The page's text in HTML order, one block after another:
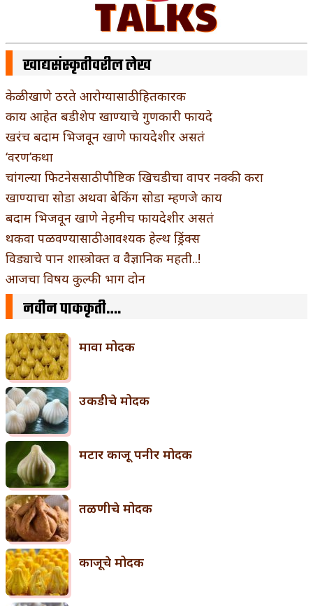
खाद्यसंस्कृतीवरील लेख
केळी खाणे ठरते आरोग्यासाठी हितकारक
काय आहेत बडीशेप खाण्याचे गुणकारी फायदे
खरंच बदाम भिजवून खाणे फायदेशीर असतं
‘वरण’कथा
चांगल्या फिटनेससाठी पौष्टिक खिचडीचा वापर नक्की करा
खाण्याचा सोडा अथवा बेकिंग सोडा म्हणजे काय
बदाम भिजवून खाणे नेहमीच फायदेशीर असतं
थकवा पळवण्यासाठी आवश्यक हेल्थ ड्रिंक्स
विड्याचे पान शास्त्रोक्त व वैज्ञानिक महती..!
आजचा विषय कुल्फी भाग दोन
नवीन पाककृती….
मावा मोदक
उकडीचे मोदक
मटार काजू पनीर मोदक
तळणीचे मोदक
काजूचे मोदक